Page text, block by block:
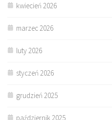
kwiecień 2026
marzec 2026
luty 2026
styczeń 2026
grudzień 2025
październik 2025